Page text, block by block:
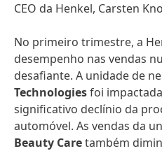
CEO da Henkel, Carsten
No primeiro trimestre, a
desempenho nas vendas
desafiante. A unidade de
Technologiesfoi
significativo declínio da
automóvel. As vendas da
Beauty Caretambém